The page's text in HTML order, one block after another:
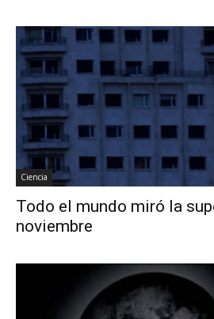
Ciencia
Todo el mundo miró la
noviembre